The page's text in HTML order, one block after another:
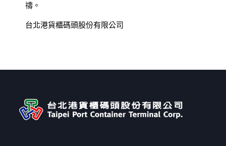
禱。
台北港貨櫃碼頭股份有限公司